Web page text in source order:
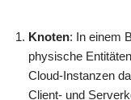
Knoten: In einem
physische
Cloud-Instanzen
Client- und